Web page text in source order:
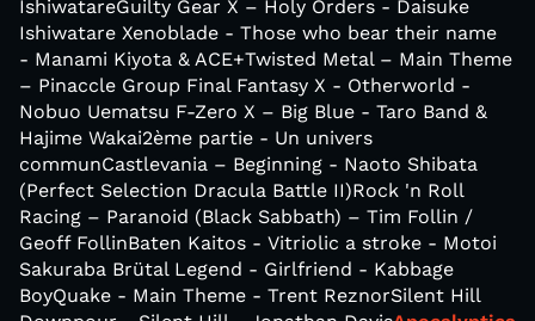
IshiwatareGuilty Gear X – Holy Orders - Daisuke
Ishiwatare Xenoblade - Those who bear their name
- Manami Kiyota & ACE+Twisted Metal – Main Theme
– Pinaccle Group Final Fantasy X - Otherworld -
Nobuo Uematsu F-Zero X – Big Blue - Taro Band &
Hajime Wakai2ème partie - Un univers
communCastlevania – Beginning - Naoto Shibata
(Perfect Selection Dracula Battle II)Rock 'n Roll
Racing – Paranoid (Black Sabbath) – Tim Follin /
Geoff FollinBaten Kaitos - Vitriolic a stroke - Motoi
Sakuraba Brütal Legend - Girlfriend - Kabbage
BoyQuake - Main Theme - Trent ReznorSilent Hill